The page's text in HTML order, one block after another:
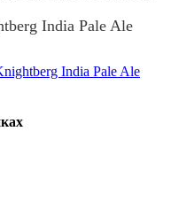
India Pale Ale